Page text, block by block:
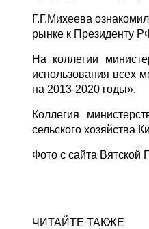
Г.Г.Михеева
рынке к Президенту
На коллегии
использования всех
на 2013-2020 годы».
Коллегия
сельского хозяйства
Фото с сайта Вятской
ЧИТАЙТЕ ТАКЖЕ